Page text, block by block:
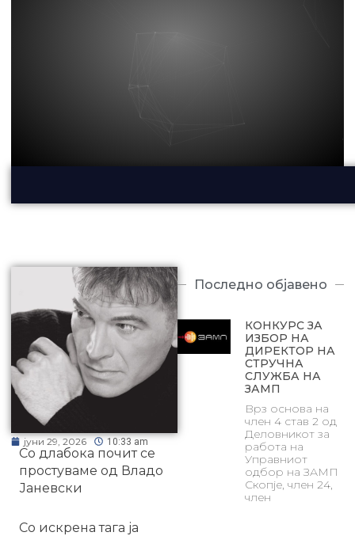
јуни 29, 2026 10:33 am
Со длабока почит се
простуваме од Владо
Јаневски
Со искрена тага ја
Последно објавено
КОНКУРС ЗА
ИЗБОР НА
ДИРЕКТОР НА
СТРУЧНА
СЛУЖБА НА
ЗАМП
Врз основа на
член 4 став 2 од
Деловникот за
работа на
Управниот
одбор на ЗАМП
Скопје, член 24,
член